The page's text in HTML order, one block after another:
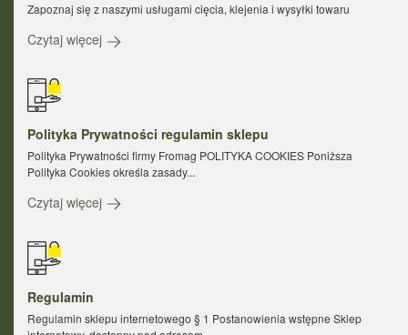
Zapoznaj się z naszymi usługami cięcia, klejenia i wysyłki towaru
Czytaj więcej
Polityka Prywatności regulamin sklepu
Polityka Prywatności firmy Fromag POLITYKA COOKIES Poniższa
Polityka Cookies określa zasady...
Czytaj więcej
Regulamin
Regulamin sklepu internetowego § 1 Postanowienia wstępne Sklep